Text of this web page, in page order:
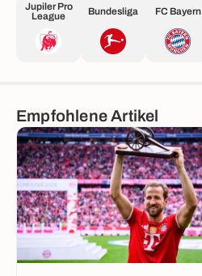
Jupiler Pro
League
Bundesliga FC Bayern
Empfohlene Artikel